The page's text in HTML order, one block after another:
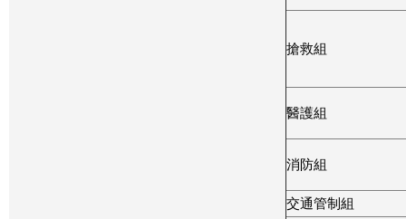
搶救組
醫護組
消防組
交通管制組